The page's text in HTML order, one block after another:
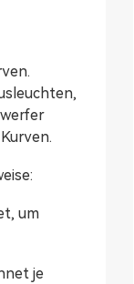
um
je